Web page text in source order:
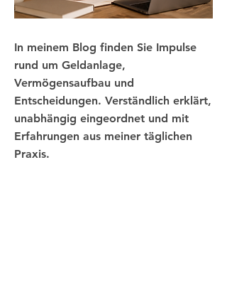
In meinem Blog finden Sie Impulse
rund um Geldanlage,
Vermögensaufbau und
Entscheidungen. Verständlich erklärt,
unabhängig eingeordnet und mit
Erfahrungen aus meiner täglichen
Praxis.